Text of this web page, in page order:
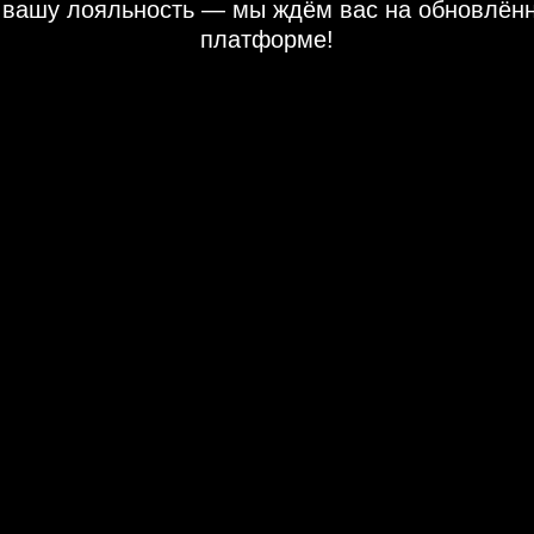
вашу лояльность — мы ждём вас на
платформе!